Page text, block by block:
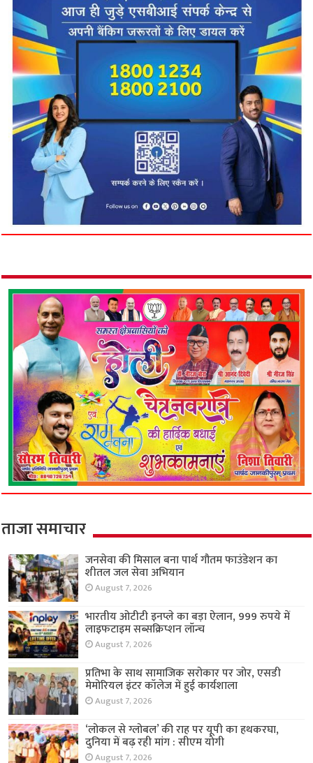
ताजा समाचार
जनसेवा की मिसाल बना पार्थ गौतम फाउंडेशन का
शीतल जल सेवा अभियान
August 7, 2026
भारतीय ओटीटी इनप्ले का बड़ा ऐलान, 999 रुपये में
लाइफटाइम सब्सक्रिप्शन लॉन्च
August 7, 2026
प्रतिभा के साथ सामाजिक सरोकार पर जोर, एसडी
मेमोरियल इंटर कॉलेज में हुई कार्यशाला
August 7, 2026
‘लोकल से ग्लोबल’ की राह पर यूपी का हथकरघा,
दुनिया में बढ़ रही मांग : सीएम योगी
August 7, 2026